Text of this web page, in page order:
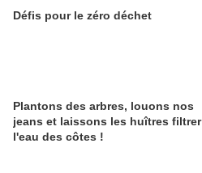
Défis pour le zéro déchet
Plantons des arbres, louons nos
jeans et laissons les huîtres filtrer
l'eau des côtes !